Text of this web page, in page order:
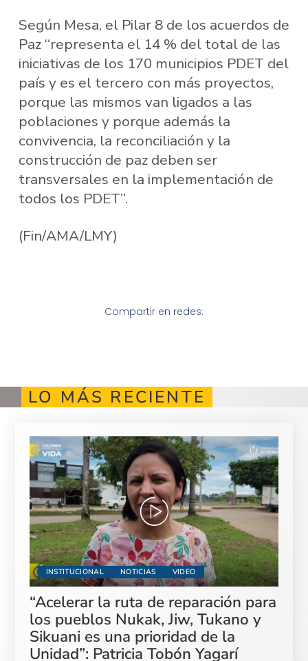
Según Mesa, el Pilar 8 de los acuerdos de
Paz “representa el 14 % del total de las
iniciativas de los 170 municipios PDET del
país y es el tercero con más proyectos,
porque las mismos van ligados a las
poblaciones y porque además la
convivencia, la reconciliación y la
construcción de paz deben ser
transversales en la implementación de
todos los PDET”.
(Fin/AMA/LMY)
Compartir en redes:
LO MÁS RECIENTE
INSTITUCIONAL NOTICIAS VIDEO
“Acelerar la ruta de reparación para
los pueblos Nukak, Jiw, Tukano y
Sikuani es una prioridad de la
Unidad”: Patricia Tobón Yagarí